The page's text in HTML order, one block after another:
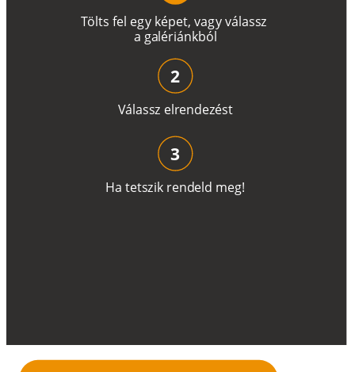
Tölts fel egy képet, vagyválassz
a galériánkból
Válassz elrendezést
2
Ha tetszik rendeld meg!
3